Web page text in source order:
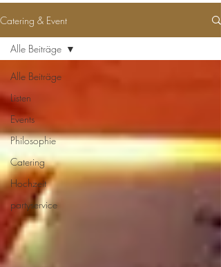
Catering & Event
Alle Beiträge
Listen
Events
Philosophie
Catering
Hochzeit
partyservice
Alle Beiträge